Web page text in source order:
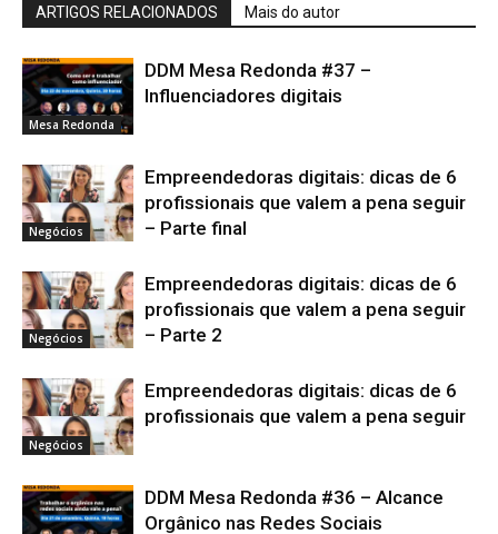
ARTIGOS RELACIONADOS Mais do autor
Mesa Redonda
DDM Mesa Redonda #37 –
Influenciadores digitais
Negócios
Empreendedoras digitais: dicas de 6
profissionais que valem a pena seguir
– Parte final
Negócios
Empreendedoras digitais: dicas de 6
profissionais que valem a pena seguir
– Parte 2
Negócios
Empreendedoras digitais: dicas de 6
profissionais que valem a pena seguir
DDM Mesa Redonda #36 – Alcance
Orgânico nas Redes Sociais